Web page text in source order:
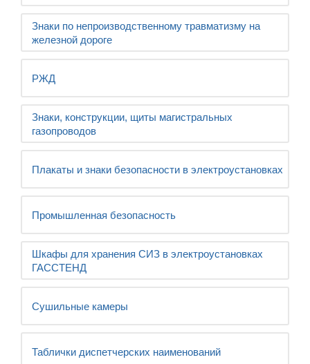
Знаки по непроизводственному травматизму на
железной дороге
РЖД
Знаки, конструкции, щиты магистральных
газопроводов
Плакаты и знаки безопасности в электроустановках
Промышленная безопасность
Шкафы для хранения СИЗ в электроустановках
ГАССТЕНД
Сушильные камеры
Таблички диспетчерских наименований